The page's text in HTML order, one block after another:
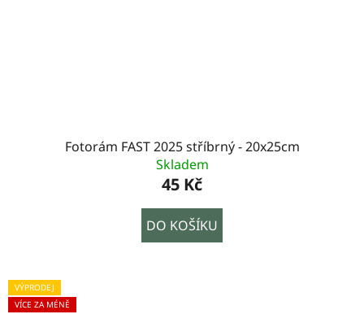
Fotorám FAST 2025 stříbrný - 20x25cm
Skladem
45 Kč
DO KOŠÍKU
VÝPRODEJ
VÍCE ZA MÉNĚ